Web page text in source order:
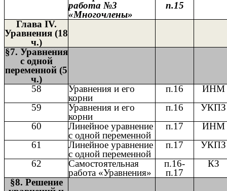
работа №3
«Многочлены»
п.15
Глава IV.
Уравнения (18
ч.)
§7. Уравнения
с одной
переменной (5
ч.)
58
Уравнения и его
корни
п.16
ИНМ
59
Уравнения и его
корни
п.16
УКПЗ
60
Линейное уравнение
с одной переменной
п.17
ИНМ
61
Линейное уравнение
с одной переменной
п.17
УКПЗ
62
Самостоятельная
работа «Уравнения»
п.16-
п.17
КЗ
§8. Решение